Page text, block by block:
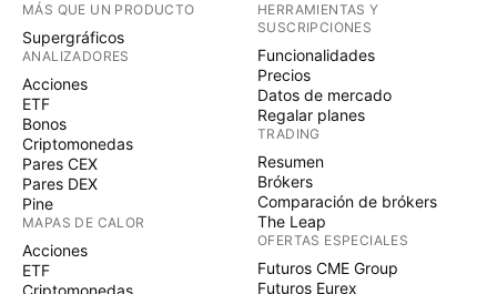
MÁS QUE UN PRODUCTO
Supergráficos
ANALIZADORES
Acciones
ETF
Bonos
Criptomonedas
Pares CEX
Pares DEX
Pine
MAPAS DE CALOR
Acciones
ETF
Criptomonedas
HERRAMIENTAS Y
SUSCRIPCIONES
Funcionalidades
Precios
Datos de mercado
Regalar planes
TRADING
Resumen
Brókers
Comparación de brókers
The Leap
OFERTAS ESPECIALES
Futuros CME Group
Futuros Eurex